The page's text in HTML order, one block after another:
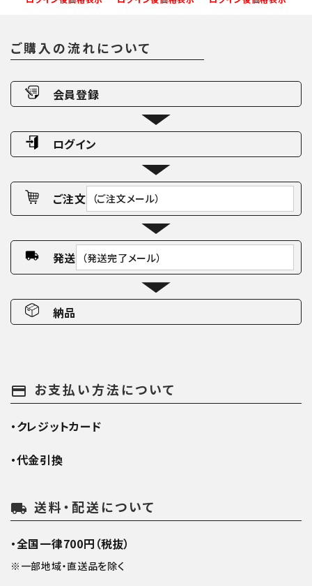
ご購入の流れについて
会員登録
ログイン
ご注文 （ご注文メール）
発送 （発送完了メール）
納品
payment お支払い方法について
・クレジットカード
・代金引換
local_shipping 送料・配送について
・全国一律700円（税抜）
※一部地域・直送品を除く